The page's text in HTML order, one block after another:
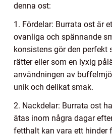
denna ost:
1. Fördelar: Burrata ost är
ovanliga och spännande
konsistens gör den perfekt
rätter eller som en lyxig
användningen av
unik och delikat smak.
2. Nackdelar: Burrata ost
ätas inom några dagar
fetthalt kan vara ett hinder